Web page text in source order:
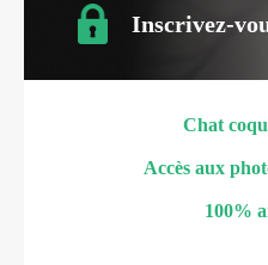
Inscrivez-
Chat
Accès aux
100%